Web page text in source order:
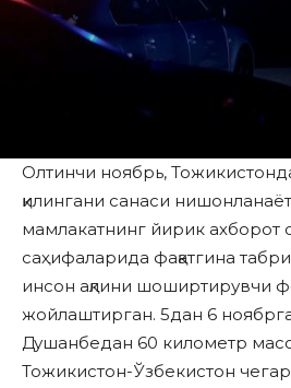
Олтинчи ноябрь,
қилингани санаси
мамлакатнинг йирик ахборот
саҳифаларида фақатгина
инсон ақлини шоширтирувчи
жойлаштирган. 5дан 6
Душанбедан 60 километр
Тожикистон-Ўзбекистон